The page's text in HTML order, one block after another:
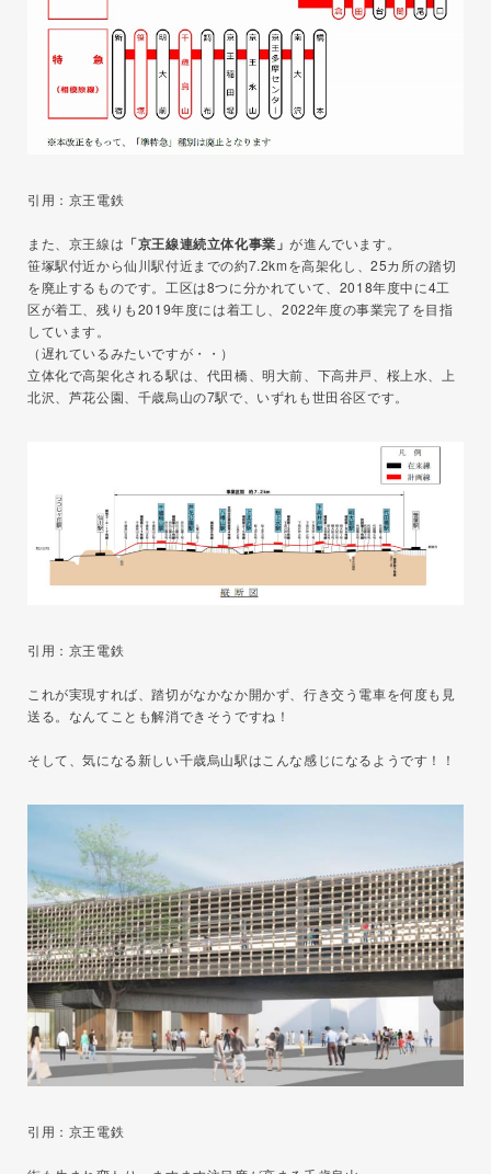
引用：京王電鉄
また、京王線は 「京王線連続立体化事業」が進んでいます。
笹塚駅付近から仙川駅付近までの約7.2kmを高架化し、25カ所の踏切
を廃止するものです。工区は8つに分かれていて、2018年度中に4工
区が着工、残りも2019年度には着工し、2022年度の事業完了を目指
しています。
（遅れているみたいですが・・）
立体化で高架化される駅は、代田橋、明大前、下高井戸、桜上水、上
北沢、芦花公園、千歳烏山の7駅で、いずれも世田谷区です。
引用：京王電鉄
これが実現すれば、踏切がなかなか開かず、行き交う電車を何度も見
送る。なんてことも解消できそうですね！
そして、気になる新しい千歳烏山駅はこんな感じになるようです！！
引用：京王電鉄